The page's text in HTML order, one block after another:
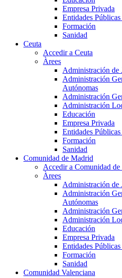
Empresa Privada
Entidades Públicas
Formación
Sanidad
Ceuta
Accedir a Ceuta
Àrees
Administración de
Administración
Autónomas
Administración
Administración
Educación
Empresa Privada
Entidades Públicas
Formación
Sanidad
Comunidad de Madrid
Accedir a Comunidad
Àrees
Administración de
Administración
Autónomas
Administración
Administración
Educación
Empresa Privada
Entidades Públicas
Formación
Sanidad
Comunidad Valenciana